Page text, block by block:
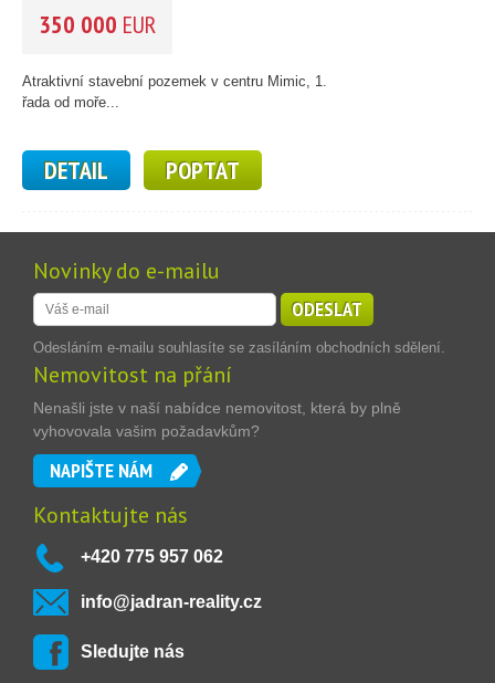
350 000 EUR
Atraktivní stavební pozemek v centru Mimic, 1.
řada od moře...
DETAIL POPTAT
Novinky do e-mailu
ODESLAT
Odesláním e-mailu souhlasíte se zasíláním obchodních sdělení.
Nemovitost na přání
Nenašli jste v naší nabídce nemovitost, která by plně
vyhovovala vašim požadavkům?
NAPIŠTE NÁM
Kontaktujte nás
+420 775 957 062
info@jadran-reality.cz
Sledujte nás